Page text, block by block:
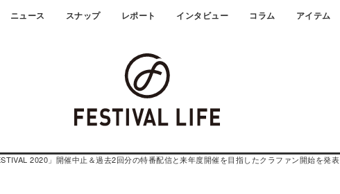
ニュース スナップ レポート インタビュー コラム アイテム
2020」開催中止＆過去2回分の特番配信と来年度開催を目指したクラファン開始を発表